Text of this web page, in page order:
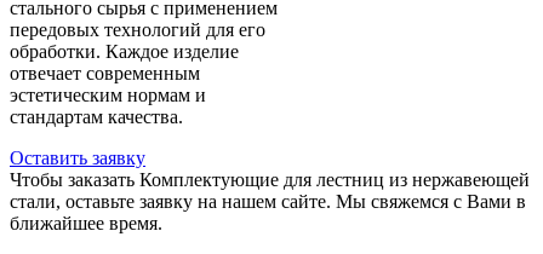
стального сырья с применением
передовых технологий для его
обработки. Каждое изделие
отвечает современным
эстетическим нормам и
стандартам качества.
Оставить заявку
Чтобы заказать Комплектующие для лестниц из нержавеющей
стали, оставьте заявку на нашем сайте. Мы свяжемся с Вами в
ближайшее время.